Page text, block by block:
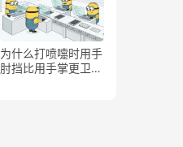
为什么打喷嚏时用手
肘挡比用手掌更卫